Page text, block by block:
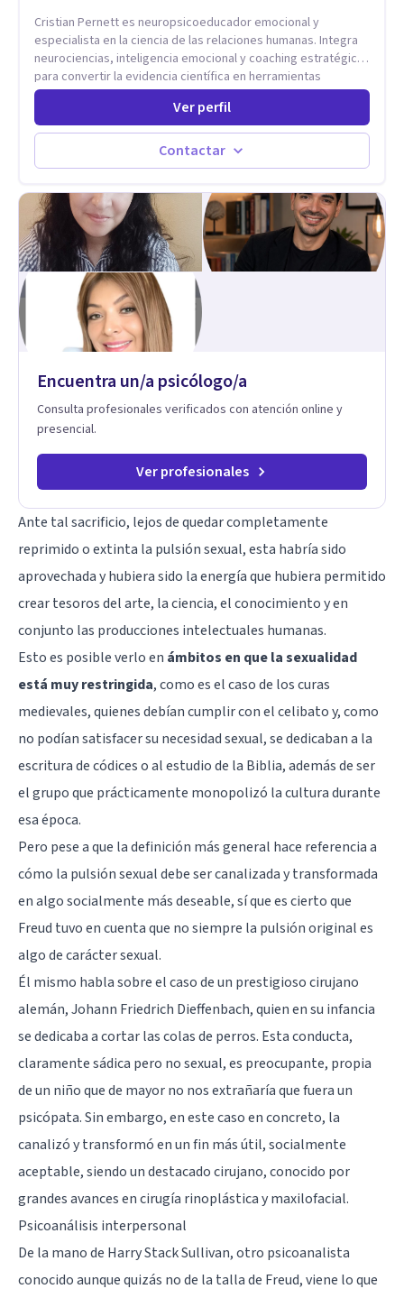
Cristian Pernett es neuropsicoeducador emocional y
especialista en la ciencia de las relaciones humanas. Integra
neurociencias, inteligencia emocional y coaching estratégico
para convertir la evidencia científica en herramientas
prácticas que mejoran la forma en que las personas viven,
aman, lideran y se comunican. Con más de 20 años de
experiencia, acompaña a personas, parejas y líderes en
procesos de desarrollo personal y profesional. Su trabajo se
centra en la regulación emocional, las relaciones de pareja, la
metodología combina psicología contemporánea,
neurociencias y estrategias de cambio basadas en evidencia
para fortalecer la autoestima, desarrollar habilidades
socioemocionales y promover cambios sostenibles. Como
divulgador científico, acerca la psicología y las neurociencias
a la vida cotidiana mediante contenidos claros, rigurosos y
aplicables, con el propósito de impulsar un bienestar integral.
Ver perfil
Contactar
Encuentra un/a psicólogo/a
Consulta profesionales verificados con atención online y
presencial.
Ver profesionales
Ante tal sacrificio, lejos de quedar completamente
reprimido o extinta la pulsión sexual, esta habría sido
aprovechada y hubiera sido la energía que hubiera permitido
crear tesoros del arte, la ciencia, el conocimiento y en
conjunto las producciones intelectuales humanas.
Esto es posible verlo en ámbitos en que la sexualidad
está muy restringida, como es el caso de los curas
medievales, quienes debían cumplir con el celibato y, como
no podían satisfacer su necesidad sexual, se dedicaban a la
escritura de códices o al estudio de la Biblia, además de ser
el grupo que prácticamente monopolizó la cultura durante
esa época.
Pero pese a que la definición más general hace referencia a
cómo la pulsión sexual debe ser canalizada y transformada
en algo socialmente más deseable, sí que es cierto que
Freud tuvo en cuenta que no siempre la pulsión original es
algo de carácter sexual.
Él mismo habla sobre el caso de un prestigioso cirujano
alemán, Johann Friedrich Dieffenbach, quien en su infancia
se dedicaba a cortar las colas de perros. Esta conducta,
claramente sádica pero no sexual, es preocupante, propia
de un niño que de mayor no nos extrañaría que fuera un
psicópata. Sin embargo, en este caso en concreto, la
canalizó y transformó en un fin más útil, socialmente
aceptable, siendo un destacado cirujano, conocido por
grandes avances en cirugía rinoplástica y maxilofacial.
Psicoanálisis interpersonal
De la mano de Harry Stack Sullivan, otro psicoanalista
conocido aunque quizás no de la talla de Freud, viene lo que